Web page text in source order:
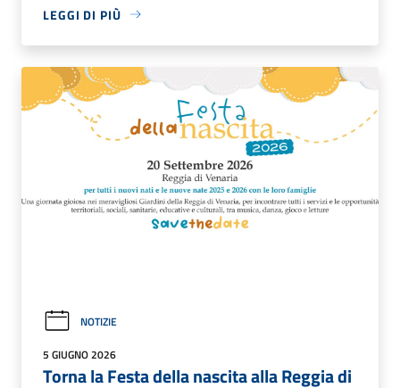
LEGGI DI PIÙ
NOTIZIE
5 GIUGNO 2026
Torna la Festa della nascita alla Reggia di